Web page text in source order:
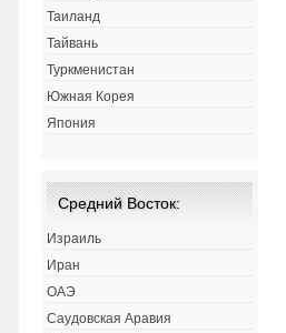
Таиланд
Тайвань
Туркменистан
Южная Корея
Япония
Средний Восток:
Израиль
Иран
ОАЭ
Саудовская Аравия